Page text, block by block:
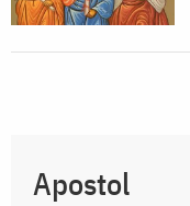
Apostol